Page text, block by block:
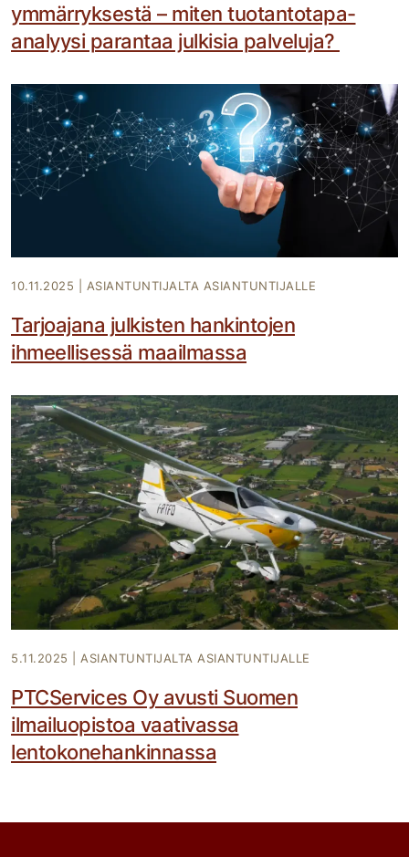
ymmärryksestä – miten tuotantotapa-
analyysi parantaa julkisia palveluja?
10.11.2025 ASIANTUNTIJALTA ASIANTUNTIJALLE
Tarjoajana julkisten hankintojen
ihmeellisessä maailmassa
5.11.2025 ASIANTUNTIJALTA ASIANTUNTIJALLE
PTCServices Oy avusti Suomen
ilmailuopistoa vaativassa
lentokonehankinnassa